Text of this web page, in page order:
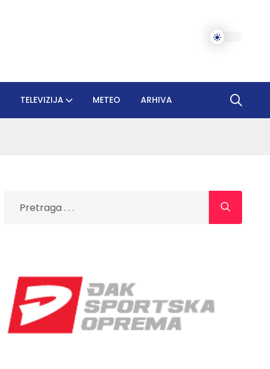
TELEVIZIJA METEO ARHIVA